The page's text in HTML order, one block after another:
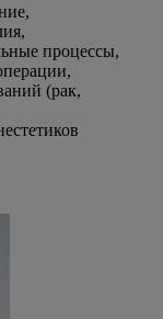
процессы,
(рак,